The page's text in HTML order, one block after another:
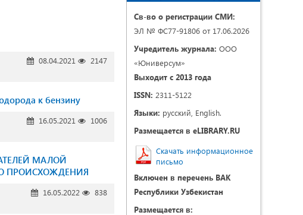
08.04.2021
2147
к бензину
16.05.2021
1006
МАЛОЙ
ПРОИСХОЖДЕНИЯ
16.05.2022
838
Св-во о регистрации СМИ:
ЭЛ № ФС77-91806 от 17.06.2026
Учредитель журнала: ООО
«Юниверсум»
Выходит с 2013 года
ISSN: 2311-5122
Языки: русский, English.
Размещается в eLIBRARY.RU
Скачать информационное
письмо
Включен в перечень ВАК
Республики Узбекистан
Размещается в: